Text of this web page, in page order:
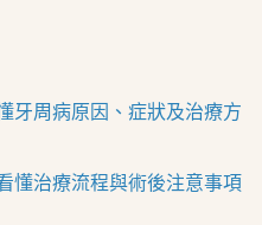
牙周病原因、症狀及治療方
懂治療流程與術後注意事項